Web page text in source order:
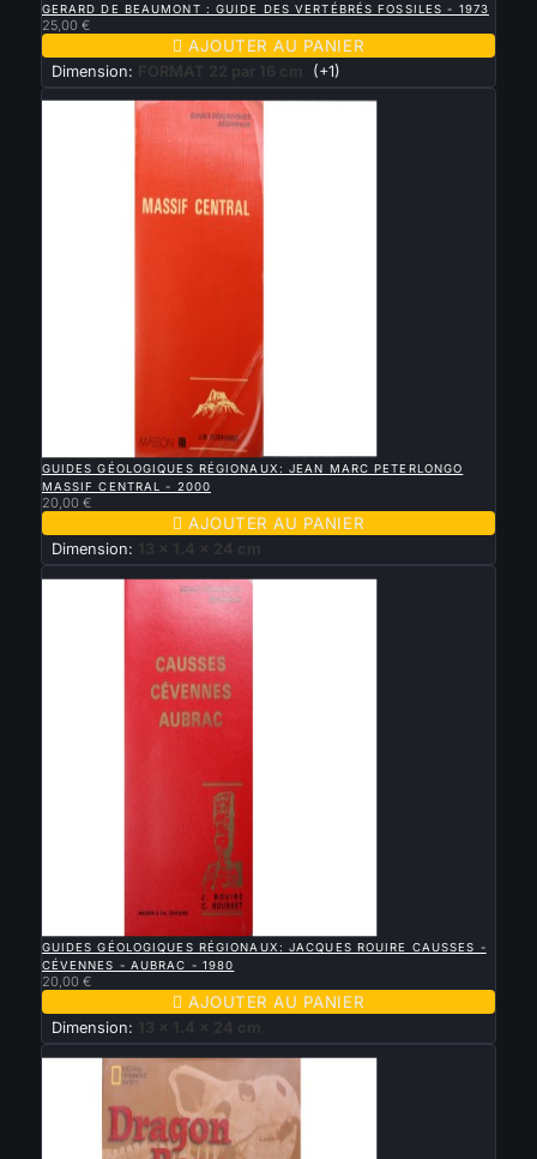
GERARD DE BEAUMONT : GUIDE DES VERTÉBRÉS FOSSILES - 1973
25,00 €
 AJOUTER AU PANIER
Dimension: FORMAT 22 par 16 cm (+1)
APERÇU RAPIDE
GUIDES GÉOLOGIQUES RÉGIONAUX: JEAN MARC PETERLONGO
MASSIF CENTRAL - 2000
20,00 €
 AJOUTER AU PANIER
Dimension: 13 x 1.4 x 24 cm
GUIDES GÉOLOGIQUES RÉGIONAUX: JACQUES ROUIRE CAUSSES -
CÉVENNES - AUBRAC - 1980
20,00 €
 AJOUTER AU PANIER
Dimension: 13 x 1.4 x 24 cm
Nouveau